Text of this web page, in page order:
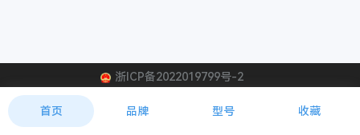
浙ICP备2022019799号-2
首页 品牌 型号 收藏